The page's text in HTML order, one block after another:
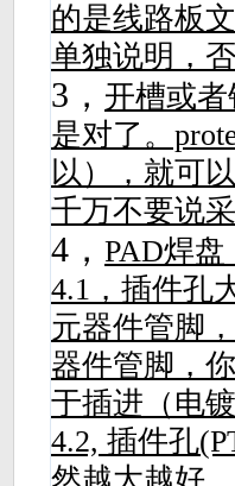
的是线路板
单独说明，
3， 开槽或
是对了。
以），就可
千万不要说
4， PAD焊
4.1，插件孔
元器件管脚
器件管脚，
于插进（电
4.2, 插件孔